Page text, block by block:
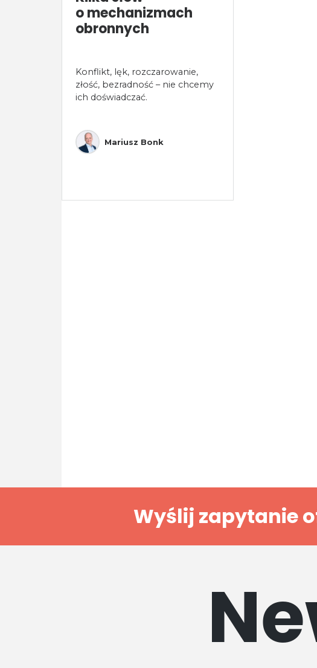
o mechanizmach
obronnych
Konflikt, lęk, rozczarowanie,
złość, bezradność – nie chcemy
ich doświadczać.
Mariusz Bonk
Wyślij zapytanie